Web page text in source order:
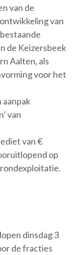
van de
van
de Keizersbeek
Aalten, als
voor het
aanpak
van
van €
op
dinsdag 3
de fracties